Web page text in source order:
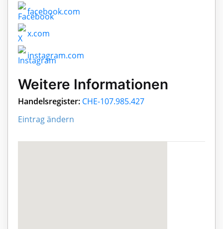
facebook.com
x.com
instagram.com
Weitere Informationen
Handelsregister: CHE-107.985.427
Eintrag ändern